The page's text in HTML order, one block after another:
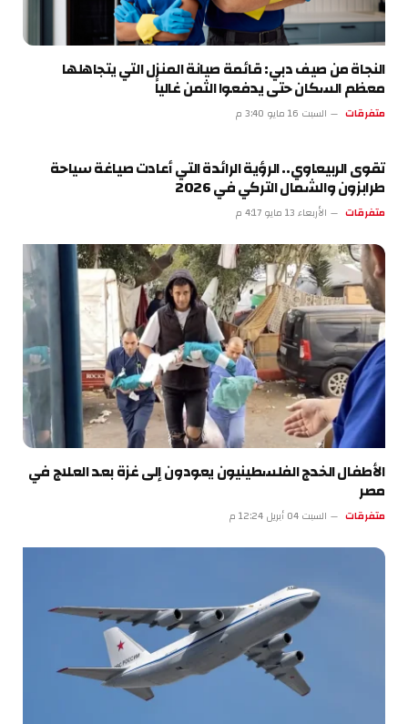
النجاة من صيف دبي: قائمة صيانة المنزل التي يتجاهلها
معظم السكان حتى يدفعوا الثمن غالياً
متفرقات السبت 16 مايو 3:40 م
تقوى الربيعاوي.. الرؤية الرائدة التي أعادت صياغة سياحة
طرابزون والشمال التركي في 2026
متفرقات الأربعاء 13 مايو 4:17 م
الأطفال الخدج الفلسطينيون يعودون إلى غزة بعد العلاج في
مصر
متفرقات السبت 04 أبريل 12:24 م